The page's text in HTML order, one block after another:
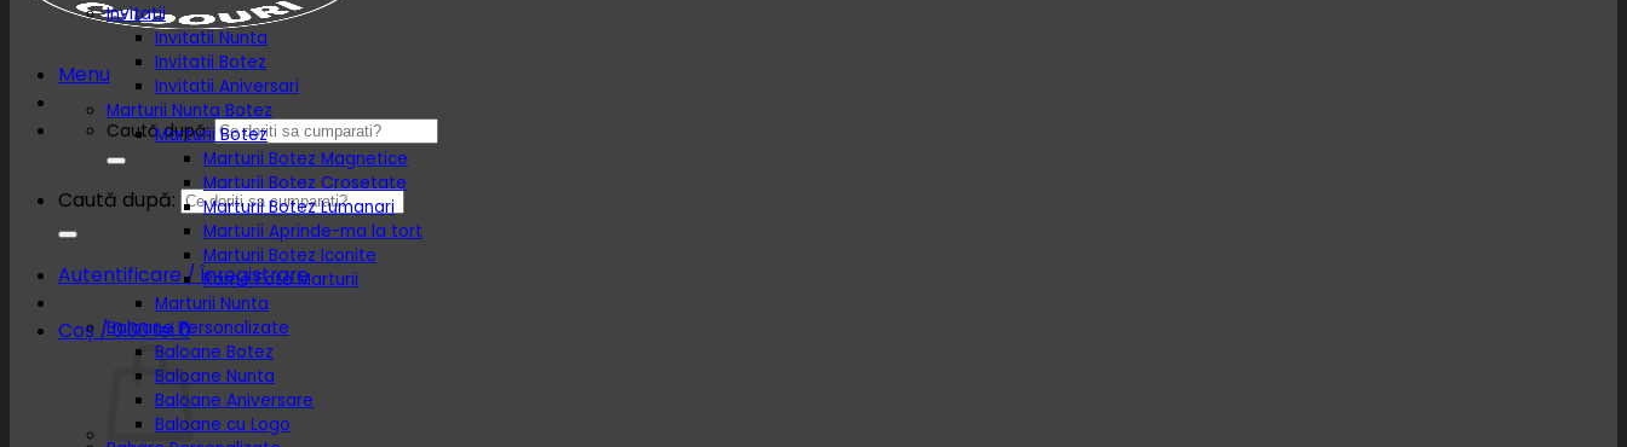
Menu
Caută după:
Caută după:
Autentificare / Înregistrare
Coș /0.00lei0
Invitatii
Invitatii Nunta
Invitatii Botez
Invitatii Aniversari
Marturii Nunta Botez
Marturii Botez
Marturii Botez Magnetice
Marturii Botez Crosetate
Marturii Botez Lumanari
Marturii Aprinde-ma la tort
Marturii Botez Iconite
Rame Foto Marturii
Marturii Nunta
Baloane Personalizate
Baloane Botez
Baloane Nunta
Baloane Aniversare
Baloane cu Logo